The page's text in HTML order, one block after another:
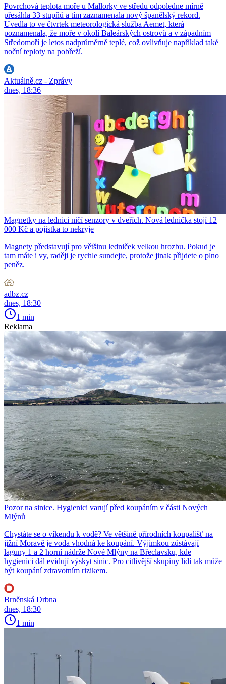
Povrchová teplota moře u Mallorky ve středu odpoledne mírně
přesáhla 33 stupňů a tím zaznamenala nový španělský rekord.
Uvedla to ve čtvrtek meteorologická služba Aemet, která
poznamenala, že moře v okolí Baleárských ostrovů a v západním
Středomoří je letos nadprůměrně teplé, což ovlivňuje například také
noční teploty na pobřeží.
Aktuálně.cz - Zprávy
dnes, 18:36
Magnetky na lednici ničí senzory v dveřích. Nová lednička stojí 12
000 Kč a pojistka to nekryje
Magnety představují pro většinu ledniček velkou hrozbu. Pokud je
tam máte i vy, raději je rychle sundejte, protože jinak přijdete o plno
peněz.
adbz.cz
dnes, 18:30
1 min
Reklama
Pozor na sinice. Hygienici varují před koupáním v části Nových
Mlýnů
Chystáte se o víkendu k vodě? Ve většině přírodních koupališť na
jižní Moravě je voda vhodná ke koupání. Výjimkou zůstávají
laguny 1 a 2 horní nádrže Nové Mlýny na Břeclavsku, kde
hygienici dál evidují výskyt sinic. Pro citlivější skupiny lidí tak může
být koupání zdravotním rizikem.
Brněnská Drbna
dnes, 18:30
1 min